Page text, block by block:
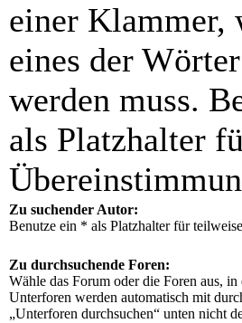
einer Klammer,
eines der
werden muss.
als Platzhalter
Zu suchender Autor:
Benutze ein * als Platzhalter für
Zu durchsuchende Foren:
Wähle das Forum oder die Foren aus,
Unterforen werden automatisch mit
„Unterforen durchsuchen“ unten nicht